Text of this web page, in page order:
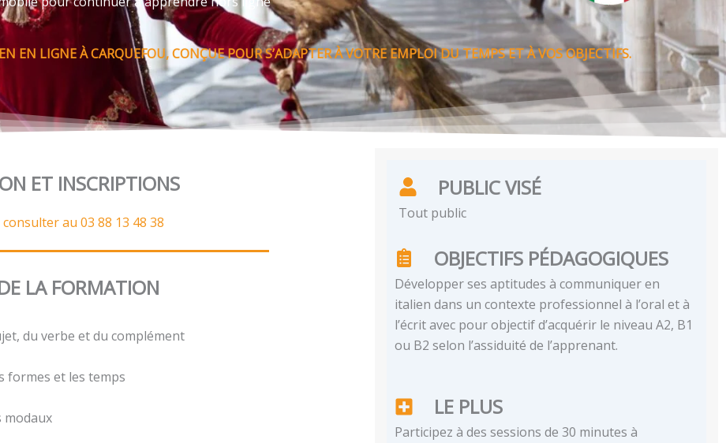
EN LIGNE À CARQUEFOU, CONÇUE POUR S’ADAPTER À VOTRE EMPLOI DU TEMPS ET À VOS OBJECTIFS.
ET INSCRIPTIONS
au 03 88 13 48 38
LA FORMATION
du verbe et du complément
formes et les temps
modaux
PUBLIC VISÉ
Tout public
OBJECTIFS PÉDAGOGIQUES
Développer ses aptitudes à communiquer en
italien dans un contexte professionnel à l’oral et à
l’écrit avec pour objectif d’acquérir le niveau A2, B1
ou B2 selon l’assiduité de l’apprenant.
LE PLUS
Participez à des sessions de 30 minutes à